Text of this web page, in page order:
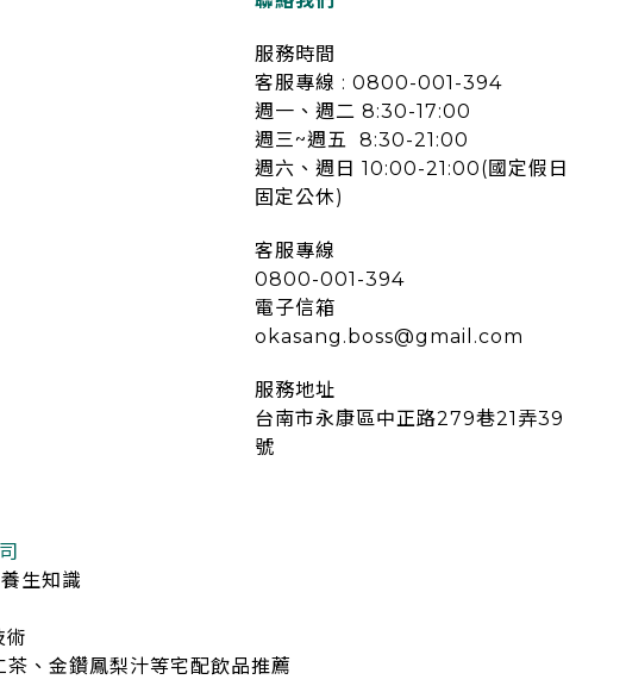
服務時間
客服專線 : 0800-001-394
週一、週二 8:30-17:00
週三~週五 8:30-21:00
週六、週日 10:00-21:00(國定假日
固定公休)
客服專線
0800-001-394
電子信箱
okasang.boss@gmail.com
服務地址
台南市永康區中正路279巷21弄39
號
生知識
術
、金鑽鳳梨汁等宅配飲品推薦